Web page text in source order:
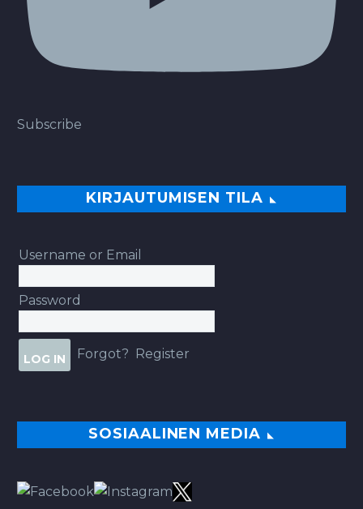
Subscribe
KIRJAUTUMISEN TILA
Username or Email
Password
Forgot? Register
SOSIAALINEN MEDIA